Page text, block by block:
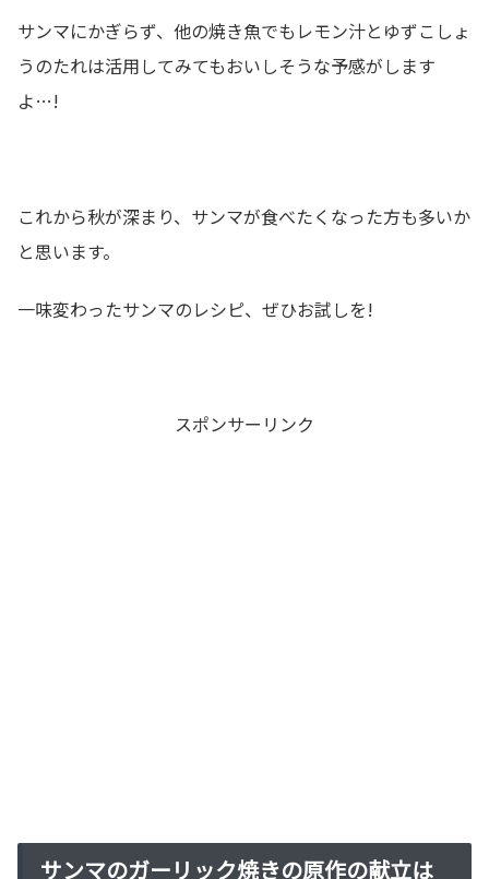
サンマにかぎらず、他の焼き魚でもレモン汁とゆずこしょ
うのたれは活用してみてもおいしそうな予感がします
よ…!
これから秋が深まり、サンマが食べたくなった方も多いか
と思います。
一味変わったサンマのレシピ、ぜひお試しを!
スポンサーリンク
サンマのガーリック焼きの原作の献立は